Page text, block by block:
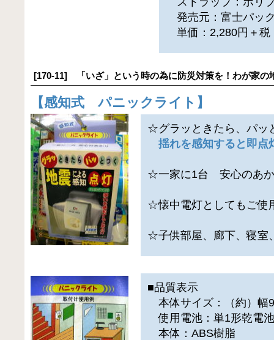
発売元：富士パッ
単価：2,280円＋税
[170-11] 「いざ」という時の為に防災対策を！わが家の
【感知式 パニックライト 】
☆グラッときたら、パッ
揺れを感知すると即点
☆一家に1台 安心のあ
☆懐中電灯としてもご使
☆子供部屋、廊下、寝室
■品質表示
本体サイズ：（約）幅
使用電池：単1形乾電
本体：ABS樹脂